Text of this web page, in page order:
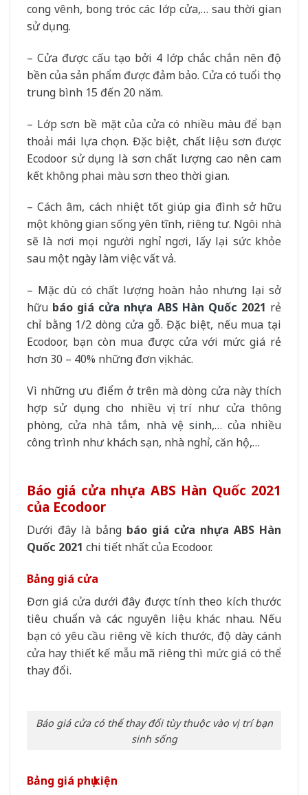
cong vênh, bong tróc các lớp cửa,… sau thời gian
sử dụng.
– Cửa được cấu tạo bởi 4 lớp chắc chắn nên độ
bền của sản phẩm được đảm bảo. Cửa có tuổi thọ
trung bình 15 đến 20 năm.
– Lớp sơn bề mặt của cửa có nhiều màu để bạn
thoải mái lựa chọn. Đặc biệt, chất liệu sơn được
Ecodoor sử dụng là sơn chất lượng cao nên cam
kết không phai màu sơn theo thời gian.
– Cách âm, cách nhiệt tốt giúp gia đình sở hữu
một không gian sống yên tĩnh, riêng tư. Ngôi nhà
sẽ là nơi mọi người nghỉ ngơi, lấy lại sức khỏe
sau một ngày làm việc vất vả.
– Mặc dù có chất lượng hoàn hảo nhưng lại sở
hữu báo giá cửa nhựa ABS Hàn Quốc 2021 rẻ
chỉ bằng 1/2 dòng cửa gỗ. Đặc biệt, nếu mua tại
Ecodoor, bạn còn mua được cửa với mức giá rẻ
hơn 30 – 40% những đơn vị khác.
Vì những ưu điểm ở trên mà dòng cửa này thích
hợp sử dụng cho nhiều vị trí như cửa thông
phòng, cửa nhà tắm, nhà vệ sinh,… của nhiều
công trình như khách sạn, nhà nghỉ, căn hộ,…
Báo giá cửa nhựa ABS Hàn Quốc 2021
của Ecodoor
Dưới đây là bảng báo giá cửa nhựa ABS Hàn
Quốc 2021 chi tiết nhất của Ecodoor.
Bảng giá cửa
Đơn giá cửa dưới đây được tính theo kích thước
tiêu chuẩn và các nguyên liệu khác nhau. Nếu
bạn có yêu cầu riêng về kích thước, độ dày cánh
cửa hay thiết kế mẫu mã riêng thì mức giá có thể
thay đổi.
Báo giá cửa có thể thay đổi tùy thuộc vào vị trí bạn
sinh sống
Bảng giá phụ kiện